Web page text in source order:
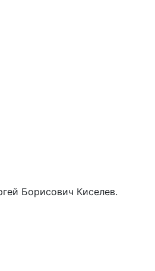
Борисович Киселев.